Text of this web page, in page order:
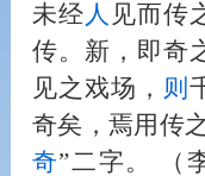
未经 人 见而传
传。新，即奇
见之戏场， 则
奇矣，焉用传
奇”二字。 （